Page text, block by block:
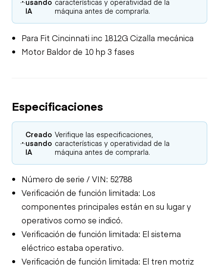
IA
máquina antes de comprarla.
Para Fit Cincinnati inc 1812G Cizalla mecánica
Motor Baldor de 10 hp 3 fases
Especificaciones
Creado
usando
IA
Verifique las especificaciones,
características y operatividad de la
máquina antes de comprarla.
Número de serie / VIN: 52788
Verificación de función limitada: Los
componentes principales están en su lugar y
operativos como se indicó.
Verificación de función limitada: El sistema
eléctrico estaba operativo.
Verificación de función limitada: El tren motriz